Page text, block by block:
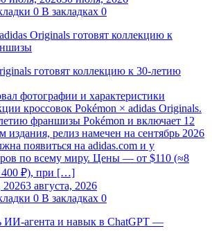
0 В закладках 0
готовят коллекцию к 30-летию
фотографии и характеристики
кроссовок Pokémon × adidas Originals.
франшизы Pokémon и включает 12
релиз намечен на сентябрь 2026
появиться на adidas.com и у
по всему миру. Цены — от $110 (≈8
400 ₽), при […]
20263 августа, 2026
0 В закладках 0